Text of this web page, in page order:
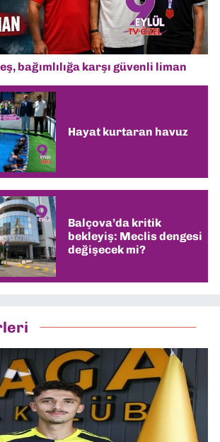
bağımlılığa karşı güvenli liman
Hayat kurtaran havuz
Balçova’da kritik
bekleyiş: Meclis dengesi
değişecek mi?